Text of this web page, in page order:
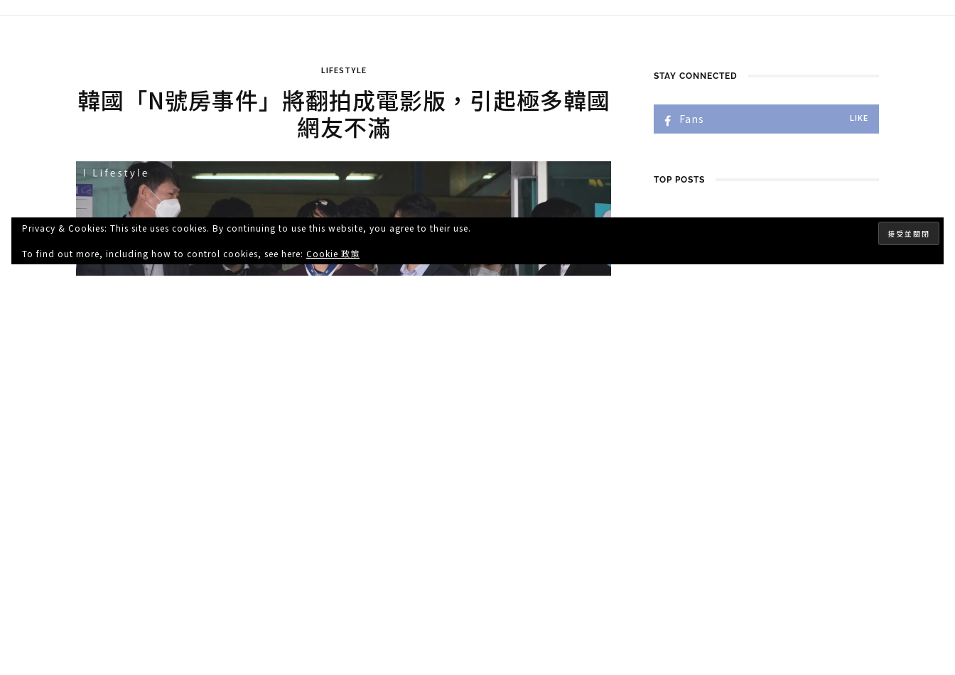
LIFESTYLE
韓國「N號房事件」將翻拍成電影版，引起極多韓國
網友不滿
STAY CONNECTED
Fans LIKE
TOP POSTS
Privacy & Cookies: This site uses cookies. By continuing to use this website, you agree to their use.
To find out more, including how to control cookies, see here: Cookie 政策